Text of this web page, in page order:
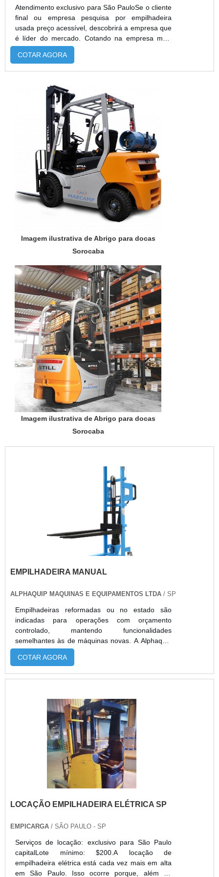
Atendimento exclusivo para São PauloSe o cliente
final ou empresa pesquisa por empilhadeira
usada preço acessível, descobrirá a empresa que
é líder do mercado. Cotando na empresa mais
qualificada do mercado e achando a melhor
referência em qualidade.É importante lembrar que
de cuidado ajuda a garantir a qualidade e
durabilidade dos materiais, além de ...
COTAR AGORA
Imagem ilustrativa de Abrigo para docas
Sorocaba
Imagem ilustrativa de Abrigo para docas
Sorocaba
EMPILHADEIRA MANUAL
ALPHAQUIP MAQUINAS E EQUIPAMENTOS LTDA / SP
Empilhadeiras reformadas ou no estado são
indicadas para operações com orçamento
controlado, mantendo funcionalidades
semelhantes às de máquinas novas. A Alphaquip
oferece empilhadeiras elétricas Paletrans e
contrabalançadas Clark totalmente revisadas,
São ideais para empresas com uso pontual, frota
baixa rotatividade. Além do excelente custo-
benefício, garantem disponibilidade rápida,
confiabilidade e sustentabilidade ao reaproveitar
equipamentos. Com atendimento técnico
especializado e condições comerciais flexíveis, a
Alphaquip entrega soluções econômicas e
seguras para movimentação de cargas.
COTAR AGORA
LOCAÇÃO EMPILHADEIRA ELÉTRICA SP
EMPICARGA / SÃO PAULO - SP
Serviços de locação: exclusivo para São Paulo
capitalLote mínimo: $200.A locação de
empilhadeira elétrica está cada vez mais em alta
em São Paulo. Isso ocorre porque, além de